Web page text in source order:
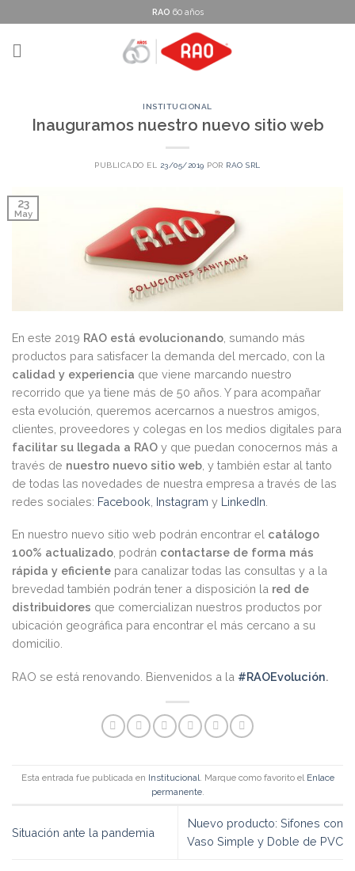
to
content
RAO 60 años
INSTITUCIONAL
Inauguramos nuestro nuevo sitio web
PUBLICADO EL 23/05/2019 POR RAO SRL
23
May
En este 2019 RAO está evolucionando , sumando más
productos para satisfacer la demanda del mercado, con la
calidad y experiencia que viene marcando nuestro
recorrido que ya tiene más de 50 años. Y para acompañar
esta evolución, queremos acercarnos a nuestros amigos,
clientes, proveedores y colegas en los medios digitales para
facilitar su llegada a RAO y que puedan conocernos más a
través de nuestro nuevo sitio web , y también estar al tanto
de todas las novedades de nuestra empresa a través de las
redes sociales: Facebook Instagram y LinkedIn
En nuestro nuevo sitio web podrán encontrar el catálogo
100% actualizado, podrán contactarse de forma más
rápida y eficiente para canalizar todas las consultas y a la
brevedad también podrán tener a disposición la red de
distribuidores que comercializan nuestros productos por
ubicación geográfica para encontrar el más cercano a su
domicilio.
RAO se está renovando. Bienvenidos a la #RAOEvolución.
Esta entrada fue publicada en Institucional . Marque como favorito el Enlace
permanente.
Situación ante la pandemia
Nuevo producto: Sifones con
Vaso Simple y Doble de PVC